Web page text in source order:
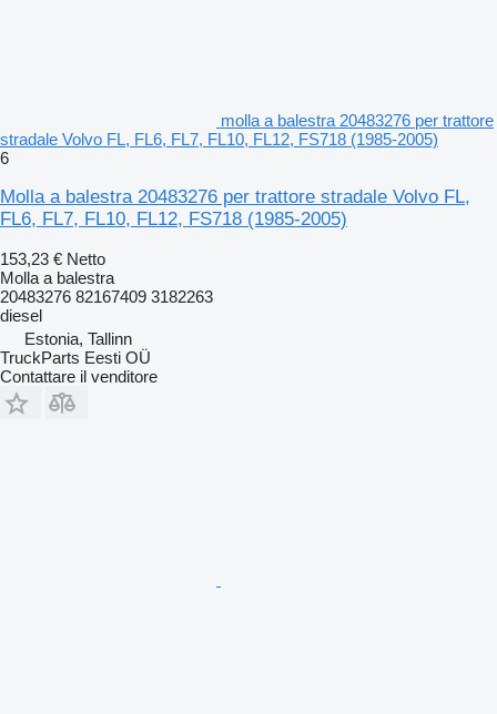
molla a balestra 20483276 per trattore
stradale Volvo FL, FL6, FL7, FL10, FL12, FS718 (1985-2005)
6
Molla a balestra 20483276 per trattore stradale Volvo FL,
FL6, FL7, FL10, FL12, FS718 (1985-2005)
153,23 € Netto
Molla a balestra
20483276 82167409 3182263
diesel
Estonia, Tallinn
TruckParts Eesti OÜ
Contattare il venditore